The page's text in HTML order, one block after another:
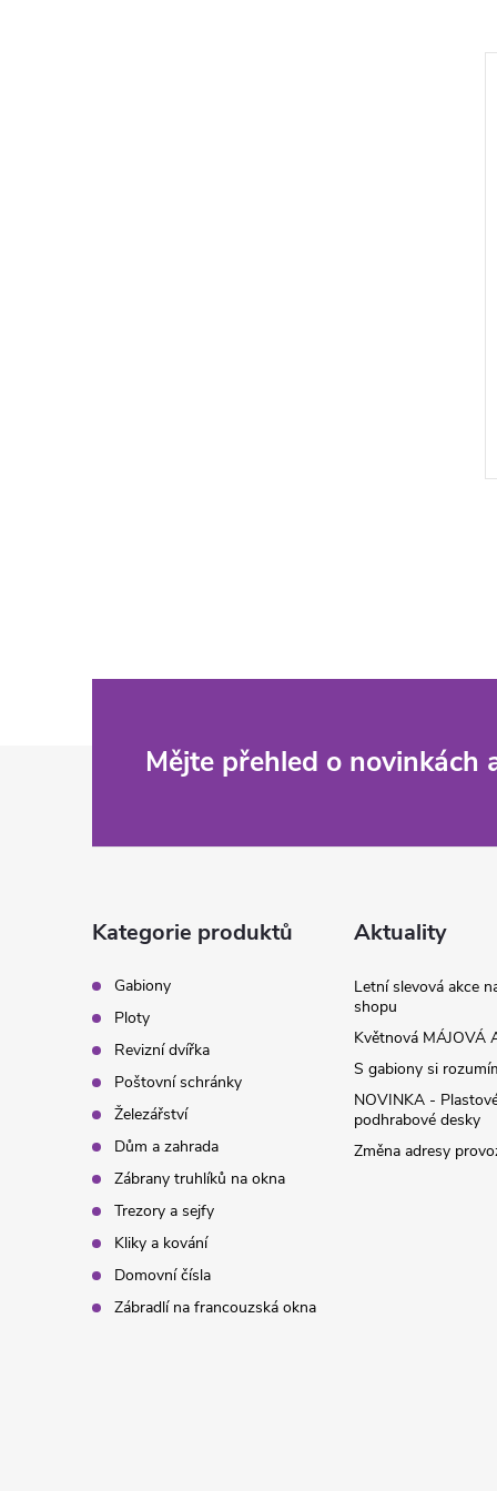
Mějte přehled o novinkách
Kategorie produktů
Gabiony
Ploty
Revizní dvířka
Poštovní schránky
Železářství
Dům a zahrada
Zábrany truhlíků na okna
Trezory a sejfy
Kliky a kování
Domovní čísla
Zábradlí na francouzská okna
Aktuality
Letní slevová akce
shopu
Květnová MÁJOVÁ
S gabiony si
NOVINKA -
podhrabové desky
Změna adresy